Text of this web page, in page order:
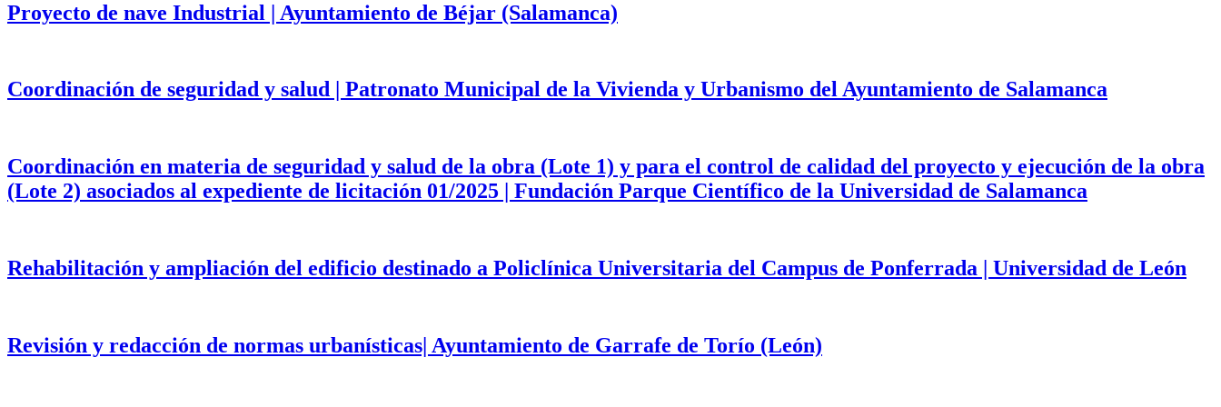
Proyecto de nave Industrial | Ayuntamiento de Béjar (Salamanca)
Coordinación de seguridad y salud | Patronato Municipal de la Vivienda y Urbanismo del Ayuntamiento de Salamanca
Coordinación en materia de seguridad y salud de la obra (Lote 1) y para el control de calidad del proyecto y ejecución de la obra
(Lote 2) asociados al expediente de licitación 01/2025 | Fundación Parque Científico de la Universidad de Salamanca
Rehabilitación y ampliación del edificio destinado a Policlínica Universitaria del Campus de Ponferrada | Universidad de León
Revisión y redacción de normas urbanísticas| Ayuntamiento de Garrafe de Torío (León)